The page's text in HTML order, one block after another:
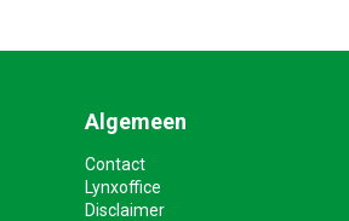
Algemeen
Contact
Lynxoffice
Disclaimer